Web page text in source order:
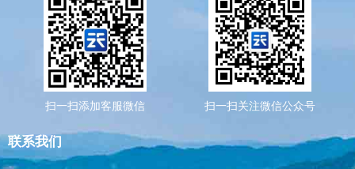
扫一扫添加客服微信 扫一扫关注微信公众号
联系我们